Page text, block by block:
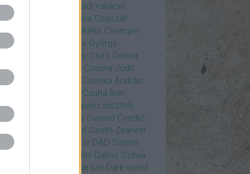
László
Családi vakáció
Császár Angela Császár
Cseke Péter Csellár Réka Csengeri
Ágnes
Cserhalmi György
Csiby Gergely Csifó Dorina
Háborúja
Csodanő Csoma Judit
Mari
Csonka András
Csuha Bori
Csupasz pisztoly
Csűrös Karola cursed Cvetkó
Czető Roland Czető Zsanett
Judit
Czvetkó Sándor D&D Dabbs
Dallas Dallos Szilvia
Darázs Dark world